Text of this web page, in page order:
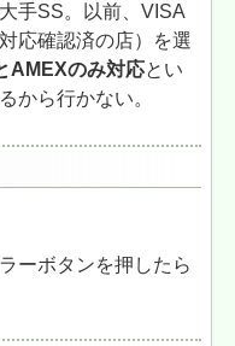
手SS。以前、VISA
応確認済の店）を選
AMEXのみ対応とい
から行かない。
ーボタンを押したら